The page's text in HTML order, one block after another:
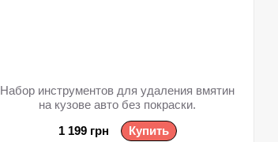
Набор инструментов для удаления вмятин
на кузове авто без покраски.
1 199 грн
Купить